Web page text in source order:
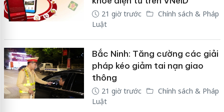
21 giờ trước
Chính sách & Pháp
Luật
Bắc Ninh: Tăng cường các giải
pháp kéo giảm tai nạn giao
thông
21 giờ trước
Chính sách & Pháp
Luật